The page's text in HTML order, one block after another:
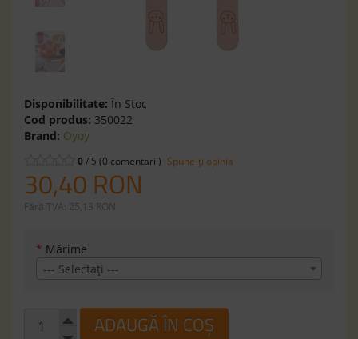
Disponibilitate: În Stoc
Cod produs: 350022
Brand: Oyoy
0/ 5 (0 comentarii) Spune-ţi opinia
30,40 RON
Fără TVA: 25,13 RON
* Mărime
--- Selectaţi ---
ADAUGĂ ÎN COȘ